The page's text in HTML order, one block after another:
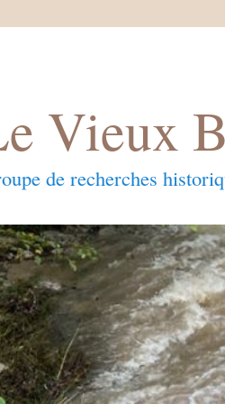
Vieux
de recherches